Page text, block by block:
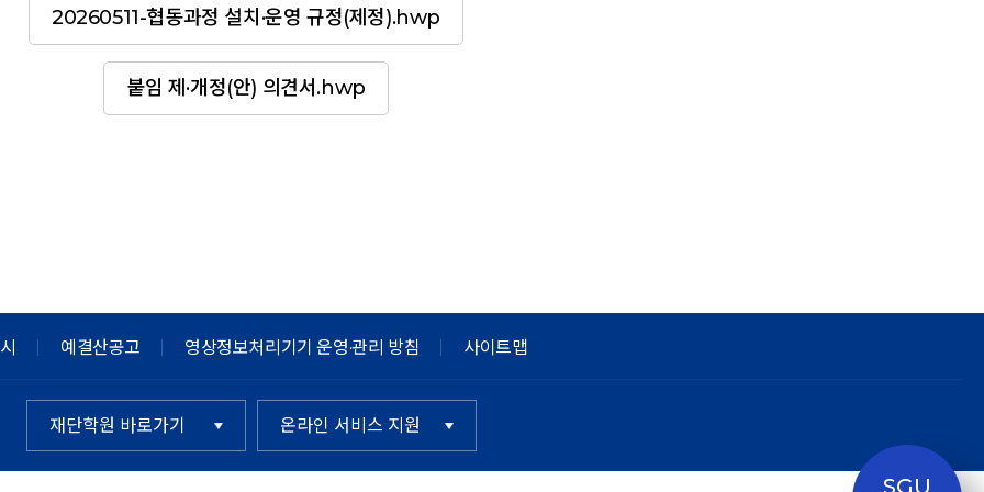
SGU
20260511-협동과정 설치·운영 규정(제정).hwp
붙임 제·개정(안) 의견서.hwp
예결산공고 영상정보처리기기 운영·관리 방침 사이트맵
재단학원 바로가기 온라인 서비스 지원